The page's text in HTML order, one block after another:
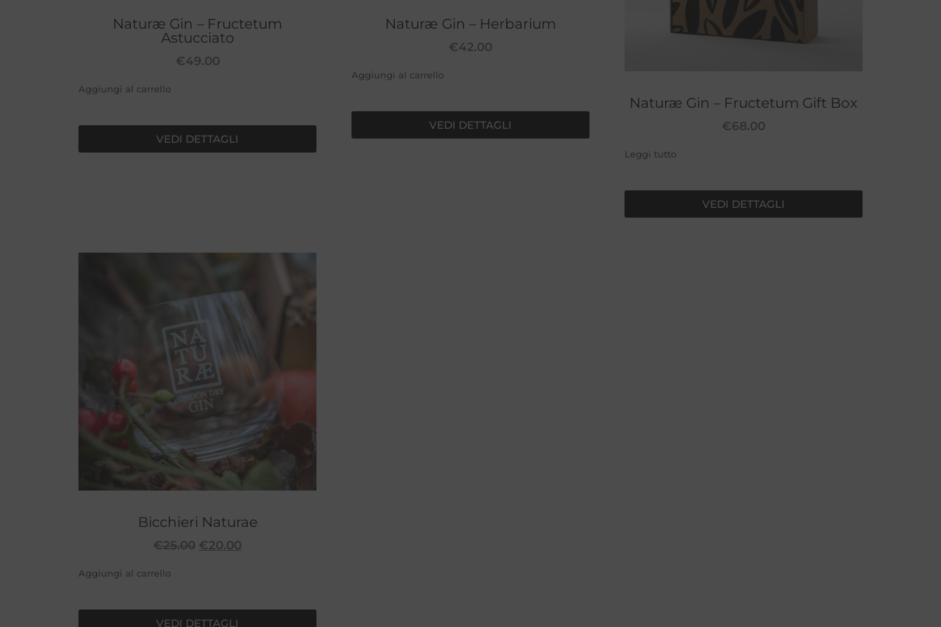
Naturæ Gin – Fructetum
Astucciato
€49.00
Aggiungi al carrello
VEDI DETTAGLI
Naturæ Gin – Herbarium
€42.00
Aggiungi al carrello
VEDI DETTAGLI
Naturæ Gin – Fructetum Gift Box
€68.00
Leggi tutto
VEDI DETTAGLI
Bicchieri Naturae
€25.00 €20.00
Aggiungi al carrello
VEDI DETTAGLI